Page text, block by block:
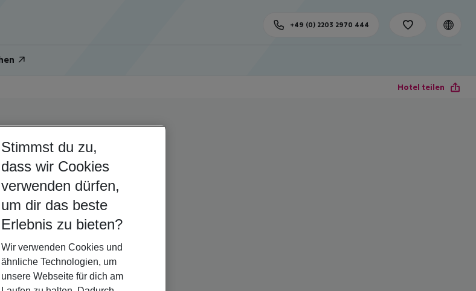
+49 (0) 2203 2970 444
Hotel teilen
Stimmst du zu,
dass wir Cookies
verwenden dürfen,
um dir das beste
Erlebnis zu bieten?
Wir verwenden Cookies und
ähnliche Technologien, um
unsere Webseite für dich am